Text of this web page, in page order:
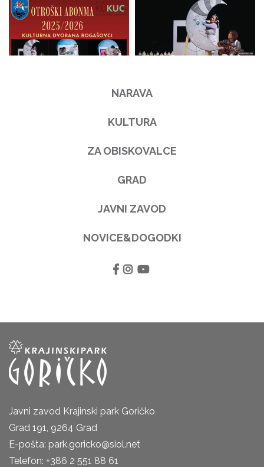
NARAVA
KULTURA
ZA OBISKOVALCE
GRAD
JAVNI ZAVOD
NOVICE&DOGODKI
Javni zavod Krajinski park Goričko
Grad 191, 9264 Grad
E-pošta: park.goricko@siol.net
Telefon: +386 2 551 88 61